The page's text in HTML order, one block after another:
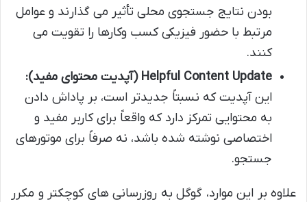
بودن نتایج جستجوی محلی تأثیر می گذارند و عوامل
مرتبط با حضور فیزیکی کسب وکارها را تقویت می
کنند.
Helpful Content Update (آپدیت محتوای مفید):
این آپدیت که نسبتاً جدیدتر است، بر پاداش دادن
به محتوایی تمرکز دارد که واقعاً برای کاربر مفید و
اختصاصی نوشته شده باشد، نه صرفاً برای موتورهای
جستجو.
علاوه بر این موارد، گوگل به روزرسانی های کوچکتر و مکرر